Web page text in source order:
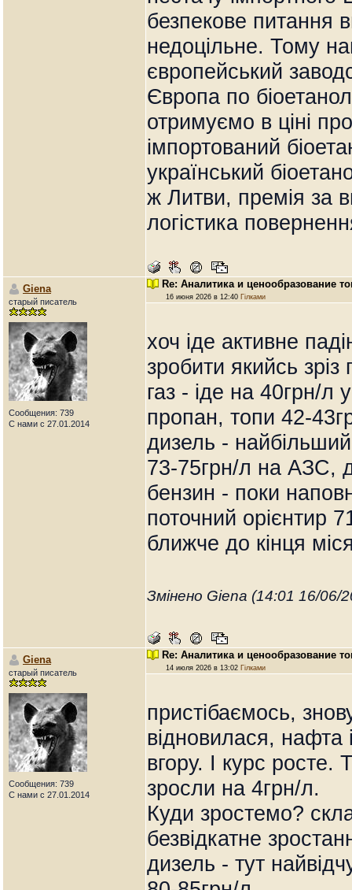
безпекове питання
недоцільне. Тому
європейський
Європа по
отримуємо в ціні
імпортований
український
ж Литви, премія за
логістика
Giena
старый писатель
Сообщения: 739
С нами с 27.01.2014
Re: Аналитика и ценообразование
16 июня 2026 в 12:40 Гілками
хоч іде активне
зробити якийсь зріз
газ - іде на 40грн/л
пропан, топи 42-
дизель -
73-75грн/л на АЗС,
бензин - поки
поточний орієнтир
ближче до кінця
Змінено Giena (14:01 16/06/
Giena
старый писатель
Сообщения: 739
С нами с 27.01.2014
Re: Аналитика и ценообразование
14 июля 2026 в 13:02 Гілками
пристібаємось,
відновилася, нафта
вгору. І курс росте.
зросли на 4грн/л.
Куди зростемо?
безвідкатне
дизель - тут